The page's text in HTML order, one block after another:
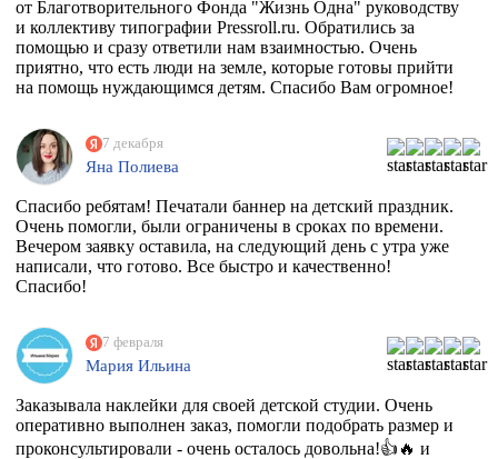
от Благотворительного Фонда "Жизнь Одна" руководству
и коллективу типографии Pressroll.ru. Обратились за
помощью и сразу ответили нам взаимностью. Очень
приятно, что есть люди на земле, которые готовы прийти
на помощь нуждающимся детям. Спасибо Вам огромное!
7 декабря
Яна Полиева
Спасибо ребятам! Печатали баннер на детский праздник.
Очень помогли, были ограничены в сроках по времени.
Вечером заявку оставила, на следующий день с утра уже
написали, что готово. Все быстро и качественно!
Спасибо!
7 февраля
Мария Ильина
Заказывала наклейки для своей детской студии. Очень
оперативно выполнен заказ, помогли подобрать размер и
проконсультировали - очень осталось довольна!👍🔥 и